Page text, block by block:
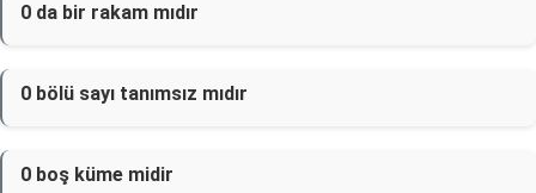
0 da bir rakam mıdır
0 bölü sayı tanımsız mıdır
0 boş küme midir